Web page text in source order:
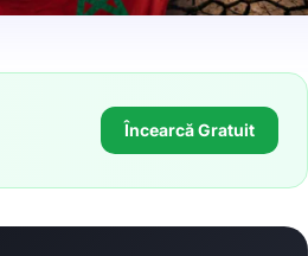
Încearcă Gratuit